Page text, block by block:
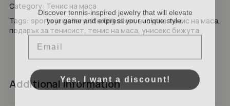
No products in the cart.
Category: Тенис на маса
Tags: sports jewellery,sterling silver,висулка тенис на маса,
подарък за тенисист тенис на маса унисекс бижута
Additional information
Discover tennis-inspired jewelry that will elevate
your game and express your unique style.
Email
Yes, I want a discount!